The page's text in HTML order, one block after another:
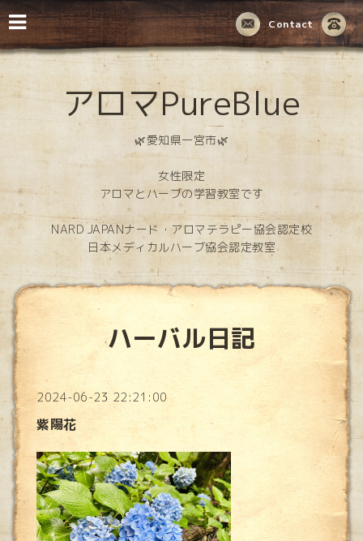
Contact
アロマPureBlue
🌿愛知県一宮市🌿
女性限定
アロマとハーブの学習教室です
NARD JAPANナード・アロマテラピー協会認定校
日本メディカルハーブ協会認定教室
ハーバル日記
2024-06-23 22:21:00
紫陽花